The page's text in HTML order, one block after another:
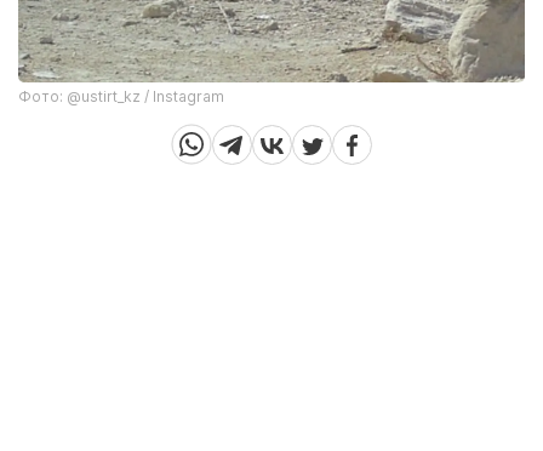
Фото: @ustirt_kz / Instagram